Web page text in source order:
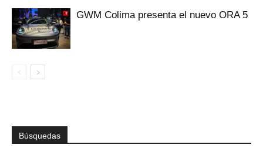
GWM Colima presenta el nuevo ORA 5
Búsquedas